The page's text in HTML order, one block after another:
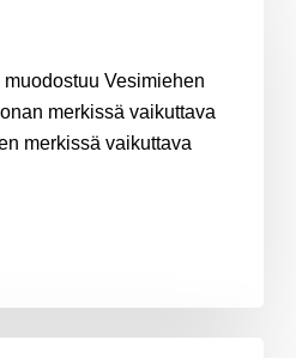
Vesimiehen
merkissä vaikuttava
merkissä vaikuttava